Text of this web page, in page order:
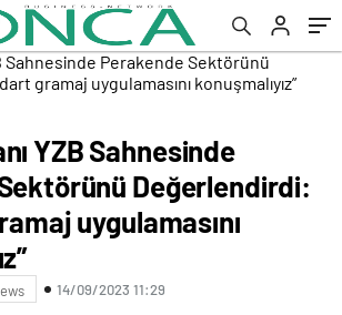
YZB Sahnesinde
Değerlendirdi:
uygulamasını
14/09/2023 11:29